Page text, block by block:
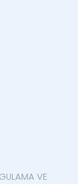
VE